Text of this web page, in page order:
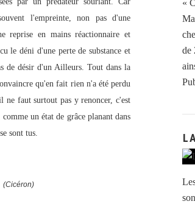
l'empreinte, non pas d'une
reprise en mains réactionnaire et
le déni d'une perte de substance et
de désir d'un Ailleurs. Tout dans la
qu'en fait rien n'a été perdu
ne faut surtout pas y renoncer, c'est
un état de grâce planant dans
se sont tus.
(Cicéron)
«
de